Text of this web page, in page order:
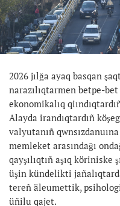
2026 jılğa ayaq basqan
narazılıqtarmen betpe-
ekonomikalıq
Alayda irandıqtardıñ
valyutanıñ
memleket arasındağı
qayşılıqtıñ aşıq köriniske
üşin kündelikti
tereñ äleumettik,
üñilu qajet.